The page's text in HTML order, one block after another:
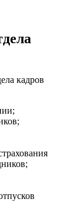
кадров